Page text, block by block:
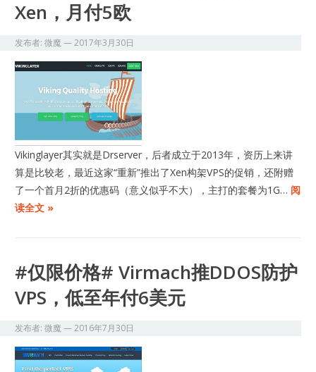
Xen，月付5欧
发布者:微魔—2017年3月30日
Vikinglayer其实就是Drserver，后者成立于2013年，资历上来讲
算是比较老，最近这家“重新”推出了Xen构架VPS的促销，还附赠
了一个首月2折的优惠码（意义似乎不大），主打的套餐为1G… 阅
读全文 »
#仅限价格# Virmach推DDOS防护
VPS，低至年付6美元
发布者:微魔—2016年7月30日